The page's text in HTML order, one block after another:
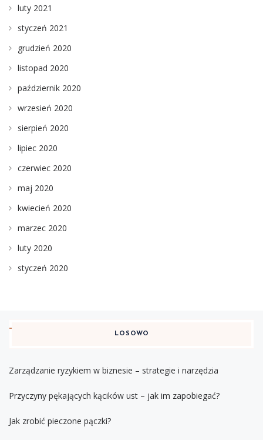
luty 2021
styczeń 2021
grudzień 2020
listopad 2020
październik 2020
wrzesień 2020
sierpień 2020
lipiec 2020
czerwiec 2020
maj 2020
kwiecień 2020
marzec 2020
luty 2020
styczeń 2020
LOSOWO
Zarządzanie ryzykiem w biznesie – strategie i narzędzia
Przyczyny pękających kącików ust – jak im zapobiegać?
Jak zrobić pieczone pączki?